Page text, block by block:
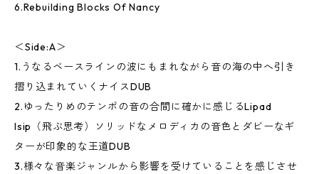
6.Rebuilding Blocks Of Nancy
＜Side:A＞
1.うなるベースラインの波にもまれながら音の海の中へ引き
摺り込まれていくナイスDUB
2.ゆったりめのテンポの音の合間に確かに感じるLipad
Isip（飛ぶ思考）ソリッドなメロディカの音色とダビーなギ
ターが印象的な王道DUB
3.様々な音楽ジャンルから影響を受けていることを感じさせ